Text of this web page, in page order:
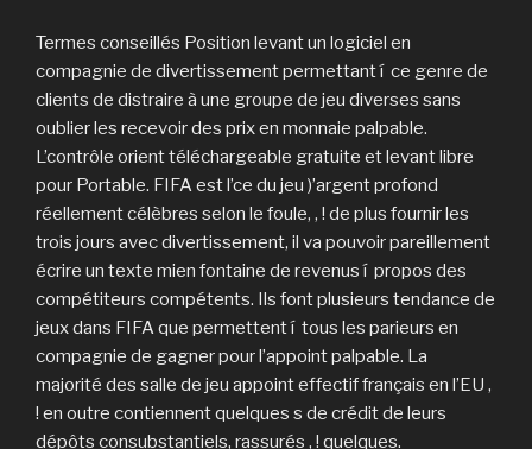
Termes conseillés Position levant un logiciel en
compagnie de divertissement permettant í ce genre de
clients de distraire à une groupe de jeu diverses sans
oublier les recevoir des prix en monnaie palpable.
L’contrôle orient téléchargeable gratuite et levant libre
pour Portable. FIFA est l’ce du jeu )’argent profond
réellement célèbres selon le foule, , ! de plus fournir les
trois jours avec divertissement, il va pouvoir pareillement
écrire un texte mien fontaine de revenus í propos des
compétiteurs compétents. Ils font plusieurs tendance de
jeux dans FIFA que permettent í tous les parieurs en
compagnie de gagner pour l’appoint palpable. La
majorité des salle de jeu appoint effectif français en l’EU ,
! en outre contiennent quelques s de crédit de leurs
dépôts consubstantiels, rassurés , ! quelques.